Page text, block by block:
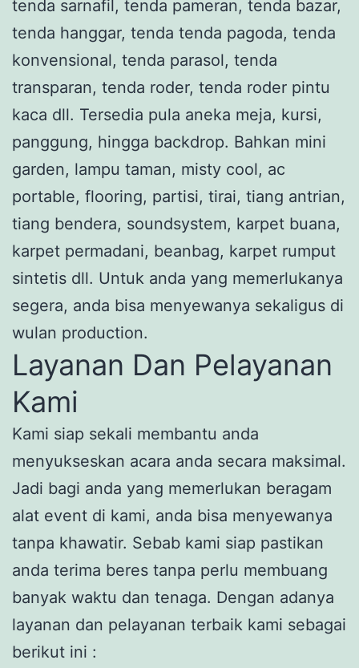
tenda sarnafil, tenda pameran, tenda bazar,
tenda hanggar, tenda tenda pagoda, tenda
konvensional, tenda parasol, tenda
transparan, tenda roder, tenda roder pintu
kaca dll. Tersedia pula aneka meja, kursi,
panggung, hingga backdrop. Bahkan mini
garden, lampu taman, misty cool, ac
portable, flooring, partisi, tirai, tiang antrian,
tiang bendera, soundsystem, karpet buana,
karpet permadani, beanbag, karpet rumput
sintetis dll. Untuk anda yang memerlukanya
segera, anda bisa menyewanya sekaligus di
wulan production.
Layanan Dan Pelayanan
Kami
Kami siap sekali membantu anda
menyukseskan acara anda secara maksimal.
Jadi bagi anda yang memerlukan beragam
alat event di kami, anda bisa menyewanya
tanpa khawatir. Sebab kami siap pastikan
anda terima beres tanpa perlu membuang
banyak waktu dan tenaga. Dengan adanya
layanan dan pelayanan terbaik kami sebagai
berikut ini :